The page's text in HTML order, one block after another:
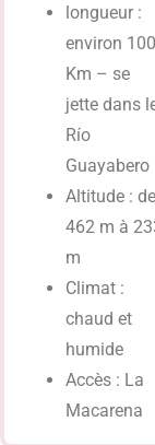
longueur :
environ 100
Km – se
jette dans
Río
Guayabero
Altitude : de
462 m à
m
Climat :
chaud et
humide
Accès : La
Macarena